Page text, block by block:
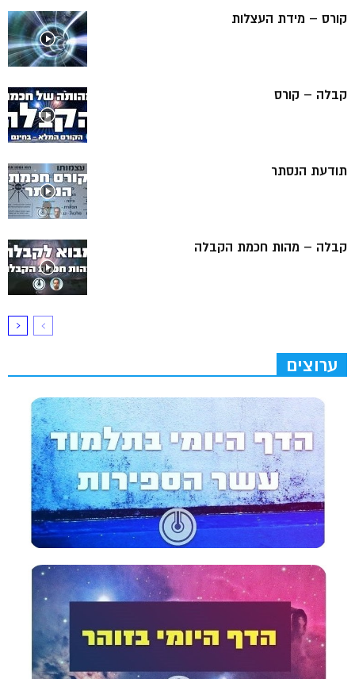
קורס – מידת העצלות
קבלה – קורס
תודעת הנסתר
קבלה – מהות חכמת הקבלה
ערוצים